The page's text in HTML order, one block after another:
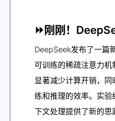
⏩刚刚！
DeepSeek发布了一篇
可训练的稀疏注意力
显著减少计算开销，
练和推理的效率。实
下文处理提供了新的思